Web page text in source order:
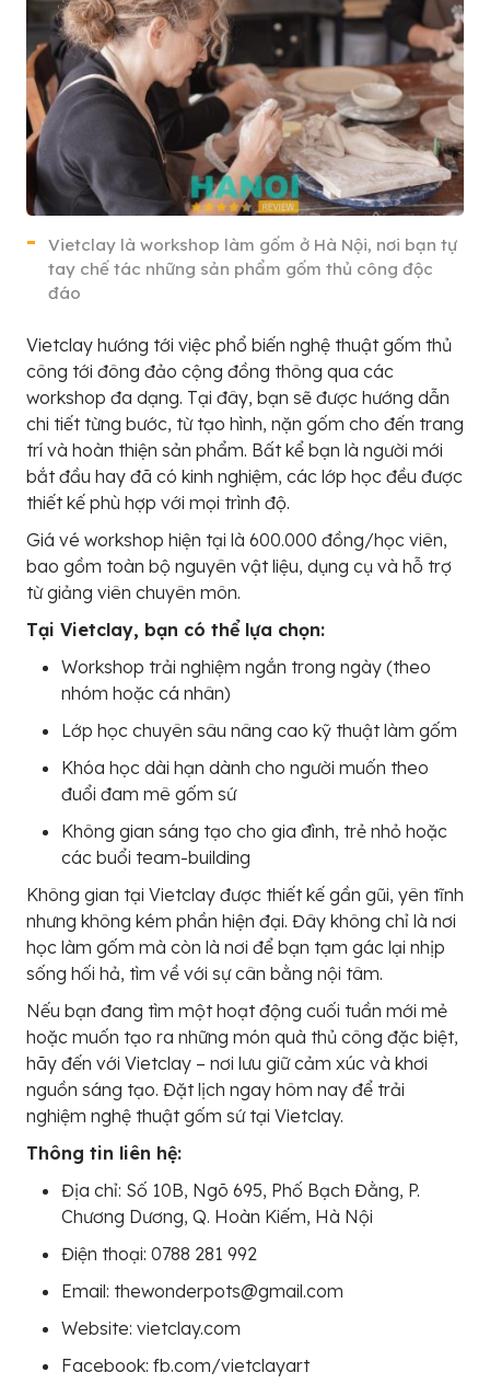
Vietclay là workshop làm gốm ở Hà Nội, nơi bạn tự
tay chế tác những sản phẩm gốm thủ công độc
đáo
Vietclay hướng tới việc phổ biến nghệ thuật gốm thủ
công tới đông đảo cộng đồng thông qua các
workshop đa dạng. Tại đây, bạn sẽ được hướng dẫn
chi tiết từng bước, từ tạo hình, nặn gốm cho đến trang
trí và hoàn thiện sản phẩm. Bất kể bạn là người mới
bắt đầu hay đã có kinh nghiệm, các lớp học đều được
thiết kế phù hợp với mọi trình độ.
Giá vé workshop hiện tại là 600.000 đồng/học viên,
bao gồm toàn bộ nguyên vật liệu, dụng cụ và hỗ trợ
từ giảng viên chuyên môn.
Tại Vietclay, bạn có thể lựa chọn:
Workshop trải nghiệm ngắn trong ngày (theo
nhóm hoặc cá nhân)
Lớp học chuyên sâu nâng cao kỹ thuật làm gốm
Khóa học dài hạn dành cho người muốn theo
đuổi đam mê gốm sứ
Không gian sáng tạo cho gia đình, trẻ nhỏ hoặc
các buổi team-building
Không gian tại Vietclay được thiết kế gần gũi, yên tĩnh
nhưng không kém phần hiện đại. Đây không chỉ là nơi
học làm gốm mà còn là nơi để bạn tạm gác lại nhịp
sống hối hả, tìm về với sự cân bằng nội tâm.
Nếu bạn đang tìm một hoạt động cuối tuần mới mẻ
hoặc muốn tạo ra những món quà thủ công đặc biệt,
hãy đến với Vietclay – nơi lưu giữ cảm xúc và khơi
nguồn sáng tạo. Đặt lịch ngay hôm nay để trải
nghiệm nghệ thuật gốm sứ tại Vietclay.
Thông tin liên hệ:
Địa chỉ: Số 10B, Ngõ 695, Phố Bạch Đằng, P.
Chương Dương, Q. Hoàn Kiếm, Hà Nội
Điện thoại: 0788 281 992
Email: thewonderpots@gmail.com
Website: vietclay.com
Facebook: fb.com/vietclayart